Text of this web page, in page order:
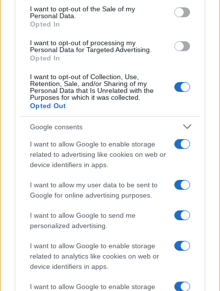
consent section.
I want to opt-out of the Sale of my
Personal Data.
Opted In
I want to opt-out of processing my
Personal Data for Targeted Advertising.
Opted In
I want to opt-out of Collection, Use,
Retention, Sale, and/or Sharing of my
Personal Data that Is Unrelated with the
Purposes for which it was collected.
Opted Out
Google consents
I want to allow Google to enable storage
related to advertising like cookies on web or
device identifiers in apps.
I want to allow my user data to be sent to
Google for online advertising purposes.
I want to allow Google to send me
personalized advertising.
I want to allow Google to enable storage
related to analytics like cookies on web or
device identifiers in apps.
I want to allow Google to enable storage
F
a
ce
b
o
o
k
T
w
it
te
r
n
te
re
st
W
h
at
s
A
p
p
h
a
re
Articolo precedente
NOTIZIE RECENTI
vigili del fuoco a Rudalza
Ristorante distrutto dalle fiamme a La
Maddalena, incendio a Monti d’à rena
Le previsioni meteo per il weekend a Olbia e in
Gallura